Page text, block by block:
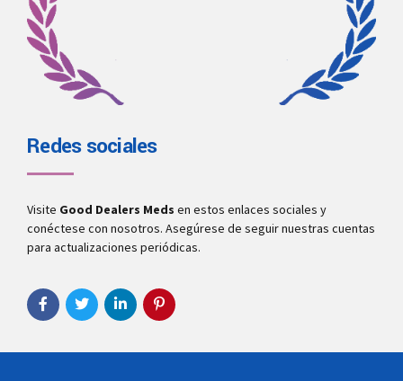
Redes sociales
Visite Good Dealers Meds en estos enlaces sociales y
conéctese con nosotros. Asegúrese de seguir nuestras cuentas
para actualizaciones periódicas.